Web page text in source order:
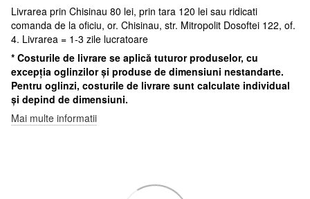
Livrarea prin Chisinau 80 lei, prin tara 120 lei sau ridicati
comanda de la oficiu, or. Chisinau, str. Mitropolit Dosoftei 122, of.
4. Livrarea = 1-3 zile lucratoare
* Costurile de livrare se aplică tuturor produselor, cu
excepția oglinzilor și produse de dimensiuni nestandarte.
Pentru oglinzi, costurile de livrare sunt calculate individual
și depind de dimensiuni.
Mai multe informatii